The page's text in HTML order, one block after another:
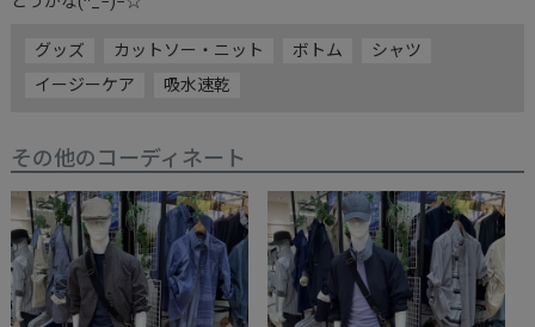
グッズ カットソー・ニット ボトム
シャツ
イージーケア
吸水速乾
その他のコーディネート